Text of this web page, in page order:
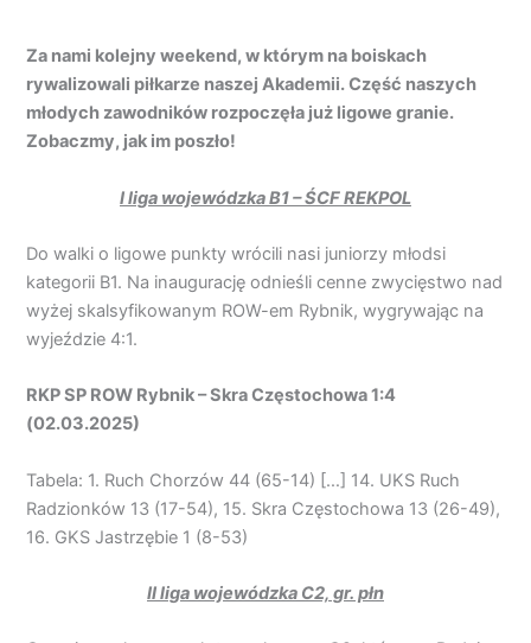
Za nami kolejny weekend, w którym na boiskach
rywalizowali piłkarze naszej Akademii. Część naszych
młodych zawodników rozpoczęła już ligowe granie.
Zobaczmy, jak im poszło!
I liga wojewódzka B1 – ŚCF REKPOL
Do walki o ligowe punkty wrócili nasi juniorzy młodsi
kategorii B1. Na inaugurację odnieśli cenne zwycięstwo nad
wyżej skalsyfikowanym ROW-em Rybnik, wygrywając na
wyjeździe 4:1.
RKP SP ROW Rybnik – Skra Częstochowa 1:4
(02.03.2025)
Tabela: 1. Ruch Chorzów 44 (65-14) […] 14. UKS Ruch
Radzionków 13 (17-54), 15. Skra Częstochowa 13 (26-49),
16. GKS Jastrzębie 1 (8-53)
II liga wojewódzka C2, gr. płn